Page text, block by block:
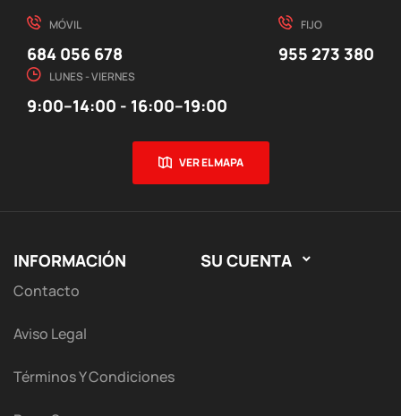
MÓVIL
684 056 678
FIJO
955 273 380
LUNES - VIERNES
9:00–14:00 - 16:00–19:00
VER EL MAPA
INFORMACIÓN
Contacto
Aviso Legal
Términos Y Condiciones
SU CUENTA 